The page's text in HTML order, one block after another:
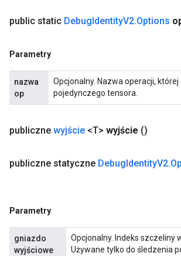
public static DebugIdentityV2.Options
Parametry
nazwa
op
Opcjonalny. Nazwa operacji,
pojedynczego tensora.
publiczne wyjście <T> wyjście ()
publiczne statyczne DebugIdentityV2.
Parametry
gniazdo
wyjściowe
Opcjonalny. Indeks szczeliny
Używane tylko do śledzenia